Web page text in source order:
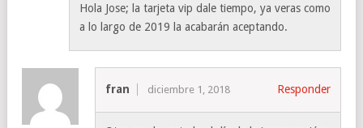
Hola Jose; la tarjeta vip dale tiempo, ya veras como
a lo largo de 2019 la acabarán aceptando.
fran diciembre 1, 2018 Responder